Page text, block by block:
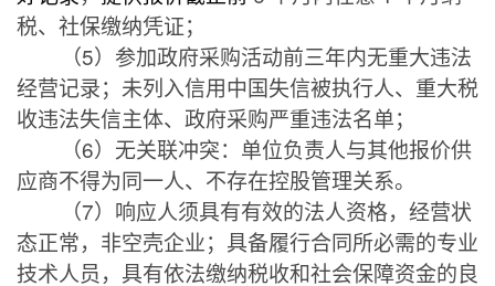
税、社保缴纳凭证；
（5）参加政府采购活动前三年内无重大违法
经营记录；未列入信用中国失信被执行人、重大税
收违法失信主体、政府采购严重违法名单；
（6）无关联冲突：单位负责人与其他报价供
应商不得为同一人、不存在控股管理关系。
（7） 响应人须具有有效的法人资格，经营状
态正常，非空壳企业；具备履行合同所必需的专业
技术人员，具有依法缴纳税收和社会保障资金的良